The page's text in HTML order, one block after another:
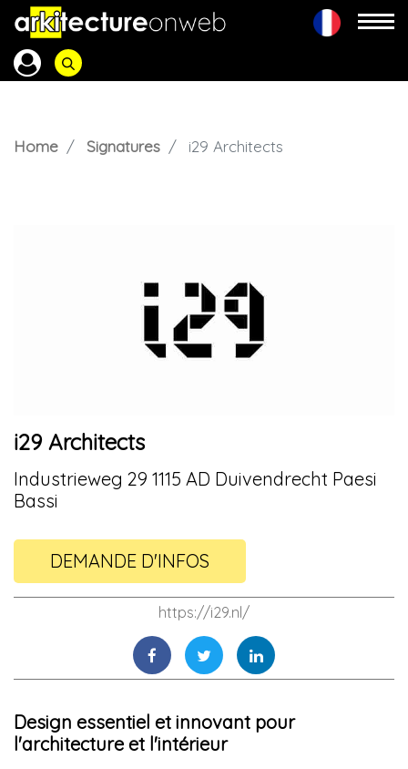
Home Signatures i29 Architects
i29 Architects
Industrieweg 29 1115 AD Duivendrecht Paesi
Bassi
DEMANDE D'INFOS
https://i29.nl/
Design essentiel et innovant pour
l'architecture et l'intérieur